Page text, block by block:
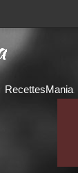
RecettesMania